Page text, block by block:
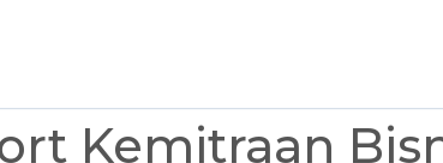
Kemitraan